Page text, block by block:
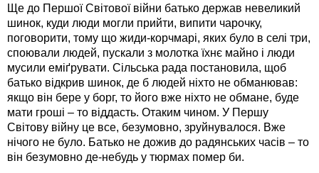
Ще до Першої Світової війни батько держав невеликий
шинок, куди люди могли прийти, випити чарочку,
поговорити, тому що жиди-корчмарі, яких було в селі три,
споювали людей, пускали з молотка їхнє майно і люди
мусили еміґрувати. Сільська рада постановила, щоб
батько відкрив шинок, де б людей ніхто не обманював:
якщо він бере у борг, то його вже ніхто не обмане, буде
мати гроші – то віддасть. Отаким чином. У Першу
Світову війну це все, безумовно, зруйнувалося. Вже
нічого не було. Батько не дожив до радянських часів – то
він безумовно де-небудь у тюрмах помер би.